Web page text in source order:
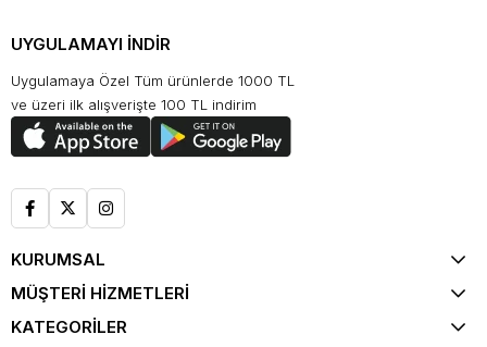
UYGULAMAYI İNDİR
Uygulamaya Özel Tüm ürünlerde 1000 TL
ve üzeri ilk alışverişte 100 TL indirim
KURUMSAL
MÜŞTERİ HİZMETLERİ
KATEGORİLER